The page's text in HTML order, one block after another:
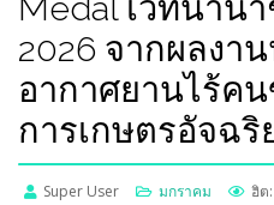
Medal เวทีนาน
2026 จากผลงา
อากาศยานไร้ค
การเกษตรอัจฉริ
Super User มกราคม ฮิต